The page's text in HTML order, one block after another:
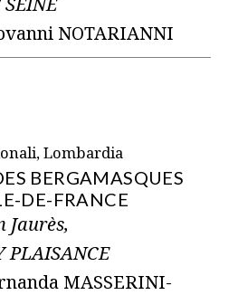
NOTARIANNI
Lombardia
BERGAMASQUES
DE-FRANCE
Jaurès,
PLAISANCE
MASSERINI-